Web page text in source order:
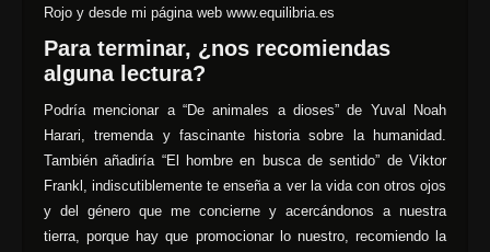
Rojo y desde mi página web www.equilibria.es
Para terminar, ¿nos recomiendas
alguna lectura?
Podría mencionar a “De animales a dioses” de Yuval Noah
Harari, tremenda y fascinante historia sobre la humanidad.
También añadiría “El hombre en busca de sentido” de Viktor
Frankl, indiscutiblemente te enseña a ver la vida con otros ojos
y del género que me concierne y acercándonos a nuestra
tierra, porque hay que promocionar lo nuestro, recomiendo la